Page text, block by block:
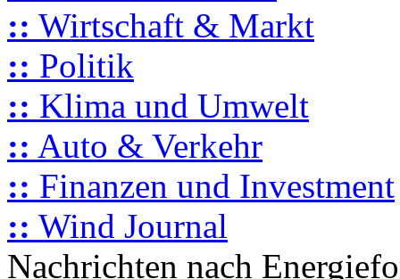
:: Wirtschaft & Markt
:: Politik
:: Klima und Umwelt
:: Auto & Verkehr
:: Finanzen und Investment
:: Wind Journal
Nachrichten nach